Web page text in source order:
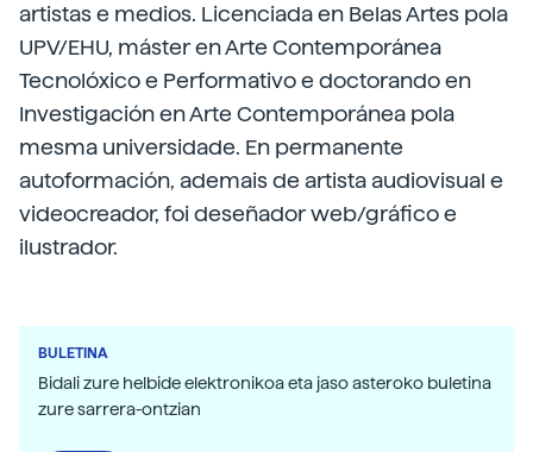
artistas e medios. Licenciada en Belas Artes pola
UPV/EHU, máster en Arte Contemporánea
Tecnolóxico e Performativo e doctorando en
Investigación en Arte Contemporánea pola
mesma universidade. En permanente
autoformación, ademais de artista audiovisual e
videocreador, foi deseñador web/gráfico e
ilustrador.
BULETINA
Bidali zure helbide elektronikoa eta jaso asteroko buletina
zure sarrera-ontzian